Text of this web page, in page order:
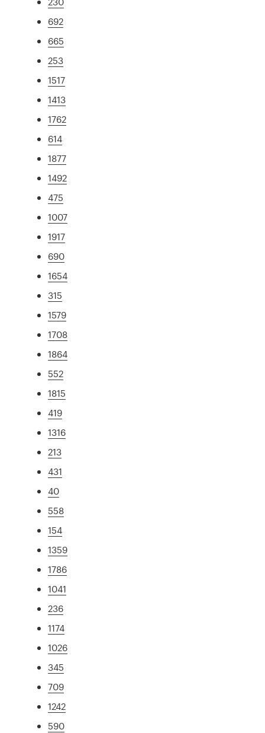
692
665
253
1517
1413
1762
614
1877
1492
475
1007
1917
690
1654
315
1579
1708
1864
552
1815
419
1316
213
431
40
558
154
1359
1786
1041
236
1174
1026
345
709
1242
590